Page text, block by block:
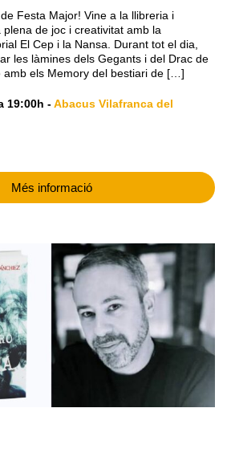
Festa Major! Vine a la llibreria i
de joc i creativitat amb la
El Cep i la Nansa. Durant tot el dia,
les làmines dels Gegants i del Drac de
amb els Memory del bestiari de […]
19:00h -Abacus Vilafranca del
Més informació